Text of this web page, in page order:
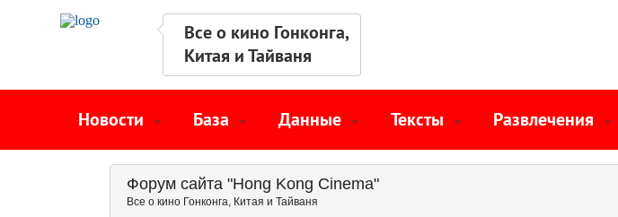
Все о кино Гонконга,
Китая и Тайваня
Новости База Данные Тексты Развлечения
Форум сайта "Hong Kong Cinema"
Все о кино Гонконга, Китая и Тайваня